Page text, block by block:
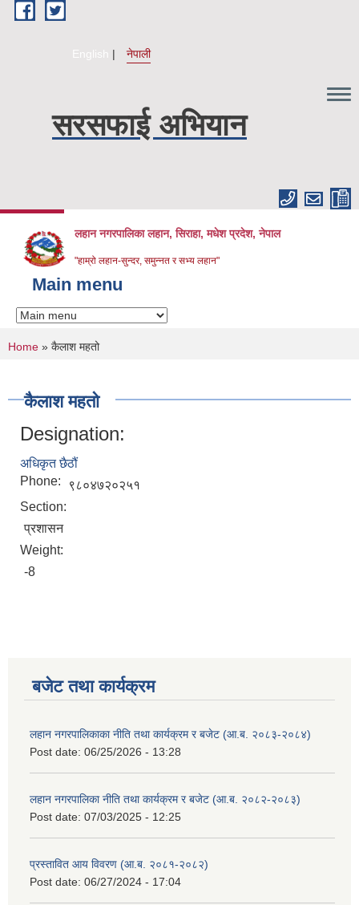
Skip to main content
English नेपाली
सरसफाई अभियान
लहान नगरपालिका लहान, सिराहा, मधेश प्रदेश, नेपाल
"हाम्रो लहान-सुन्दर, समुन्नत र सभ्य लहान"
Main menu
You are here
Home » कैलाश महतो
कैलाश महतो
Designation:
अधिकृत छैठौं
Phone:
९८०४७२०२५१
Section:
प्रशासन
Weight:
-8
बजेट तथा कार्यक्रम
लहान नगरपालिकाका नीति तथा कार्यक्रम र बजेट (आ.ब. २०८३-२०८४)
Post date: 06/25/2026 - 13:28
लहान नगरपालिका नीति तथा कार्यक्रम र बजेट (आ.ब. २०८२-२०८३)
Post date: 07/03/2025 - 12:25
प्रस्तावित आय विवरण (आ.ब. २०८१-२०८२)
Post date: 06/27/2024 - 17:04